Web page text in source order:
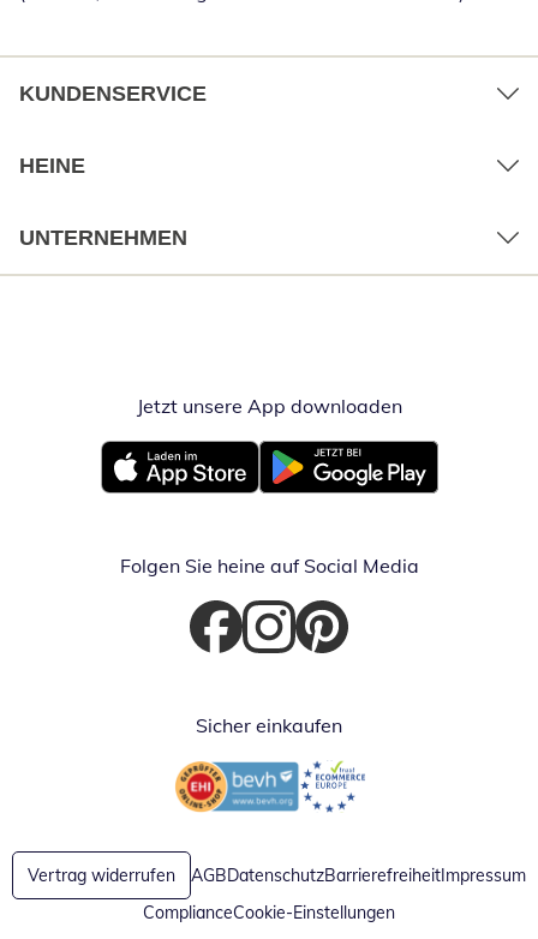
KUNDENSERVICE
HEINE
UNTERNEHMEN
Jetzt unsere App downloadenÖffnet in
Öffnet in neuem FensterÖffnet in neuem Fenster
Folgen Sie heine auf Social Media
Öffnet in neuem Fenster
Öffnet in neuem Fenster
Öffnet in neuem Fenster
Sicher einkaufen
Öffnet in neuem FensterÖffnet in neuem Fenster
Vertrag widerrufen AGBDatenschutzBarrierefreiheitImpressum
ComplianceCookie-Einstellungen